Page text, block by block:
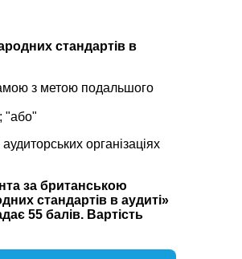
стандартів в
з метою подальшого
"або"
організаціях
за британською
стандартів в аудиті»
55 балів. Вартість